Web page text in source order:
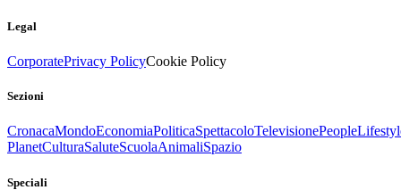
Legal
CorporatePrivacy PolicyCookie Policy
Sezioni
CronacaMondoEconomiaPoliticaSpettacoloTelevisionePeople
PlanetCulturaSaluteScuolaAnimaliSpazio
Speciali